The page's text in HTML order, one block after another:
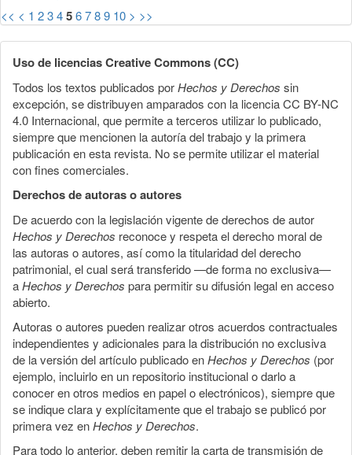
<< < 1 23456789 10 > >>
Uso de licencias Creative Commons (CC)
Todos los textos publicados porHechos y Derechos sin
excepción, se distribuyen amparados con la licencia CC BY-NC
4.0 Internacional, que permite a terceros utilizar lo publicado,
siempre que mencionen la autoría del trabajo y la primera
publicación en esta revista. No se permite utilizar el material
con fines comerciales.
Derechos de autoras o autores
De acuerdo con la legislación vigente de derechos de autor
Hechos y Derechos reconoce y respeta el derecho moral de
las autoras o autores, así como la titularidad del derecho
patrimonial, el cual será transferido —de forma no exclusiva—
aHechos y Derechos para permitir su difusión legal en acceso
abierto.
Autoras o autores pueden realizar otros acuerdos contractuales
independientes y adicionales para la distribución no exclusiva
de la versión del artículo publicado enHechos y Derechos (por
ejemplo, incluirlo en un repositorio institucional o darlo a
conocer en otros medios en papel o electrónicos), siempre que
se indique clara y explícitamente que el trabajo se publicó por
primera vez enHechos y Derechos.
Para todo lo anterior, deben remitir la carta de transmisión de